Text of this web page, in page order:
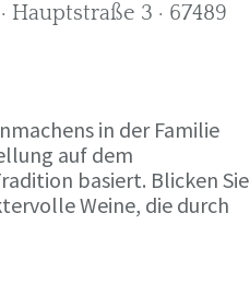
3 · 67489
in der Familie
auf dem
basiert. Blicken Sie
Weine, die durch